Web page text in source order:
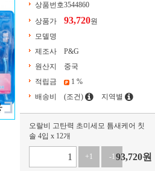
상품번호3544860
상품가
93,720원
모델명
제조사
P&G
원산지
중국
적립금
1 %
배송비
(조건) 지역별
오랄비 고탄력 초미세모 틈새케어 칫
솔 4입 x 12개
+1 -193,720원